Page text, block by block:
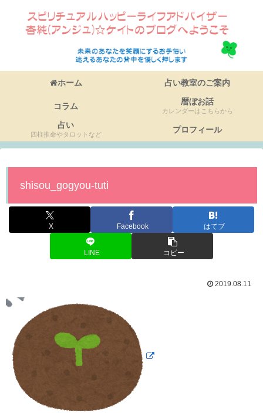
ホーム 占い教室のご案内
コラム 暦ぼお話
カレンダーはこちらから
占い
四柱推命やタロットなど プロフィール
shisou_gogyou-tuti
X Facebook はてブ
LINE コピー
2019.08.11